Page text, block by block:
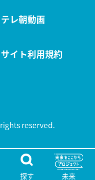
探す 未来
テレ朝動画
サイト利用規約
reserved.